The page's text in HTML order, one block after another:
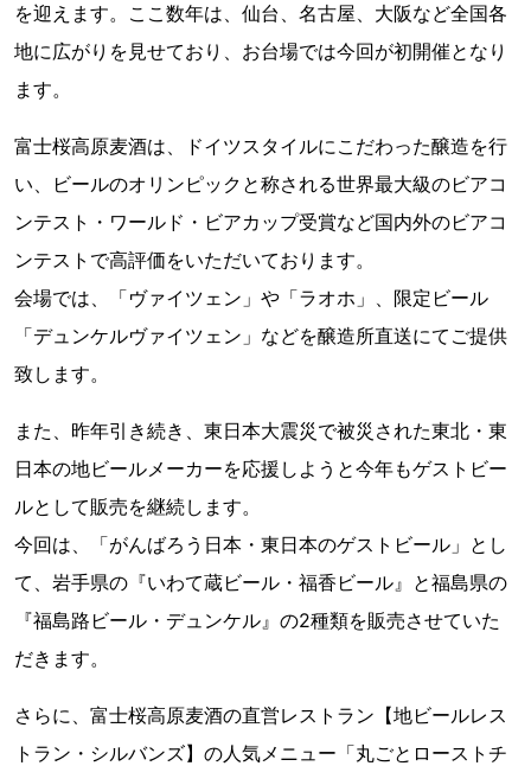
を迎えます。ここ数年は、仙台、名古屋、大阪など全国各
地に広がりを見せており、お台場では今回が初開催となり
ます。
富士桜高原麦酒は、ドイツスタイルにこだわった醸造を行
い、ビールのオリンピックと称される世界最大級のビアコ
ンテスト・ワールド・ビアカップ受賞など国内外のビアコ
ンテストで高評価をいただいております。
会場では、「ヴァイツェン」や「ラオホ」、限定ビール
「デュンケルヴァイツェン」などを醸造所直送にてご提供
致します。
また、昨年引き続き、東日本大震災で被災された東北・東
日本の地ビールメーカーを応援しようと今年もゲストビー
ルとして販売を継続します。
今回は、「がんばろう日本・東日本のゲストビール」とし
て、岩手県の『いわて蔵ビール・福香ビール』と福島県の
『福島路ビール・デュンケル』の2種類を販売させていた
だきます。
さらに、富士桜高原麦酒の直営レストラン【地ビールレス
トラン・シルバンズ】の人気メニュー「丸ごとローストチ